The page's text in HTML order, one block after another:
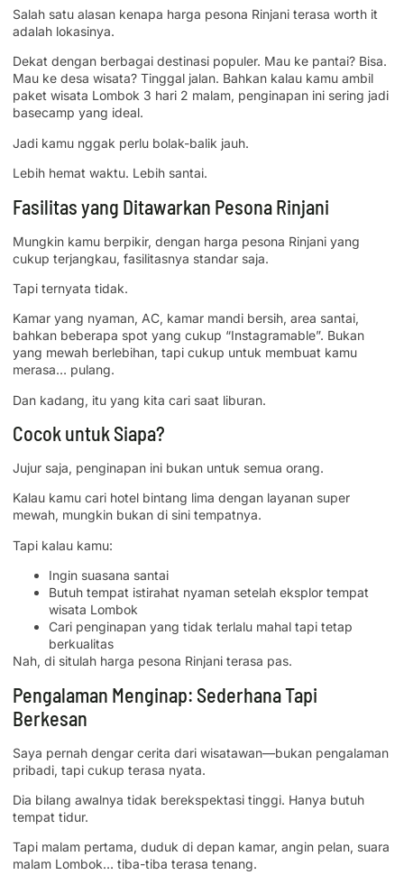
Salah satu alasan kenapa harga pesona Rinjani terasa worth it
adalah lokasinya.
Dekat dengan berbagai destinasi populer. Mau ke pantai? Bisa.
Mau ke desa wisata? Tinggal jalan. Bahkan kalau kamu ambil
paket wisata Lombok 3 hari 2 malam, penginapan ini sering jadi
basecamp yang ideal.
Jadi kamu nggak perlu bolak-balik jauh.
Lebih hemat waktu. Lebih santai.
Fasilitas yang Ditawarkan Pesona Rinjani
Mungkin kamu berpikir, dengan harga pesona Rinjani yang
cukup terjangkau, fasilitasnya standar saja.
Tapi ternyata tidak.
Kamar yang nyaman, AC, kamar mandi bersih, area santai,
bahkan beberapa spot yang cukup “Instagramable”. Bukan
yang mewah berlebihan, tapi cukup untuk membuat kamu
merasa… pulang.
Dan kadang, itu yang kita cari saat liburan.
Cocok untuk Siapa?
Jujur saja, penginapan ini bukan untuk semua orang.
Kalau kamu cari hotel bintang lima dengan layanan super
mewah, mungkin bukan di sini tempatnya.
Tapi kalau kamu:
Ingin suasana santai
Butuh tempat istirahat nyaman setelah eksplor tempat
wisata Lombok
Cari penginapan yang tidak terlalu mahal tapi tetap
berkualitas
Nah, di situlah harga pesona Rinjani terasa pas.
Pengalaman Menginap: Sederhana Tapi
Berkesan
Saya pernah dengar cerita dari wisatawan—bukan pengalaman
pribadi, tapi cukup terasa nyata.
Dia bilang awalnya tidak berekspektasi tinggi. Hanya butuh
tempat tidur.
Tapi malam pertama, duduk di depan kamar, angin pelan, suara
malam Lombok… tiba-tiba terasa tenang.